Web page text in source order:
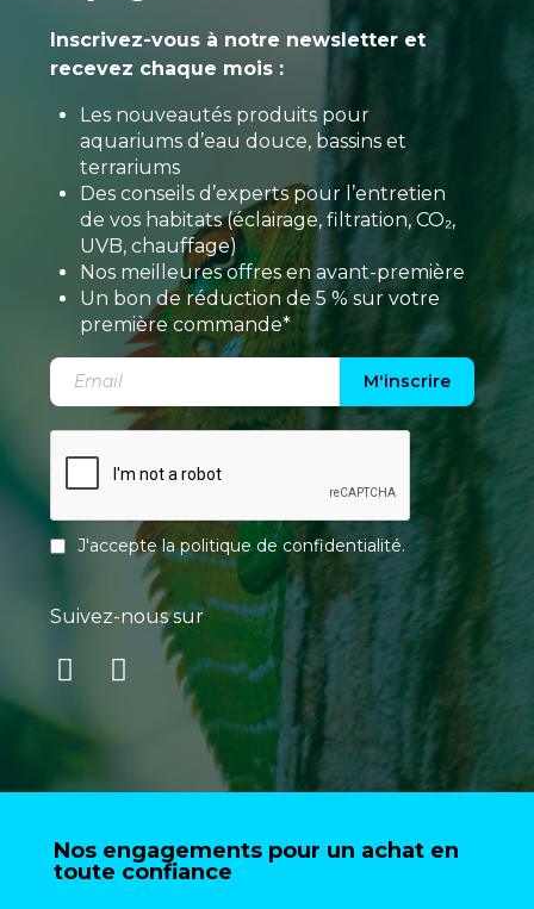
Inscrivez-vous à notre newsletter et
recevez chaque mois :
Les nouveautés produits pour
aquariums d’eau douce, bassins et
terrariums
Des conseils d’experts pour l’entretien
de vos habitats (éclairage, filtration, CO₂,
UVB, chauffage)
Nos meilleures offres en avant-première
Un bon de réduction de 5 % sur votre
première commande*
M'inscrire
J'accepte lapolitique de confidentialité.
Suivez-nous sur
Nos engagements pour un achat en
toute confiance